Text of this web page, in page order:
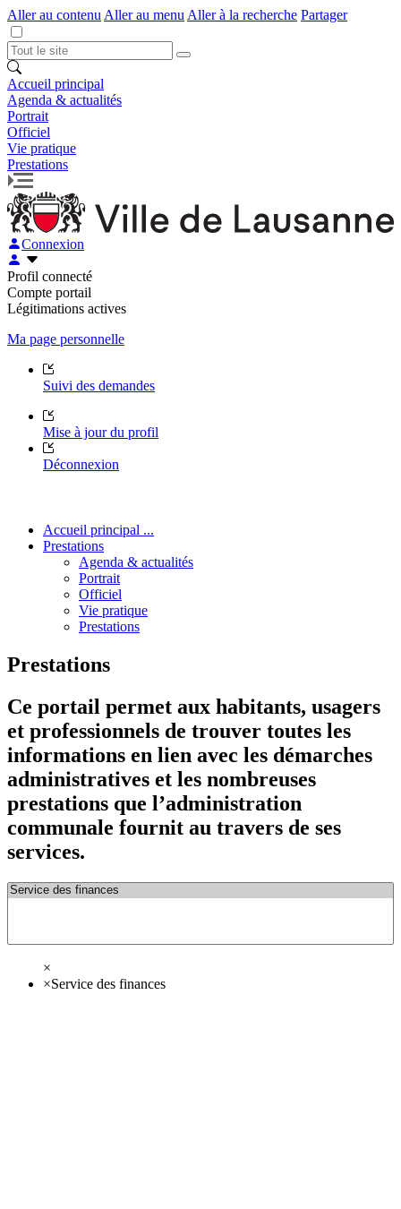
Aller au contenu Aller au menu Aller à la recherche Partager
Accueil principal
Agenda & actualités
Portrait
Officiel
Vie pratique
Prestations
Connexion
Profil connecté
Compte portail
Légitimations actives
Ma page personnelle
Suivi des demandes
Mise à jour du profil
Déconnexion
Accueil principal ...
Prestations
Agenda & actualités
Portrait
Officiel
Vie pratique
Prestations
Prestations
Ce portail permet aux habitants, usagers
et professionnels de trouver toutes les
informations en lien avec les démarches
administratives et les nombreuses
prestations que l’administration
communale fournit au travers de ses
services.
×
×Service des finances